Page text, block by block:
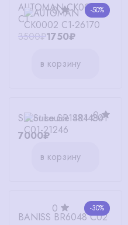
0 -50%
AUTOMAN СК0002
С1
3500₽1750₽
в корзину
0
St.Louise SR1484 C01
7000₽
в корзину
0 -30%
BANISS BR6048 C02